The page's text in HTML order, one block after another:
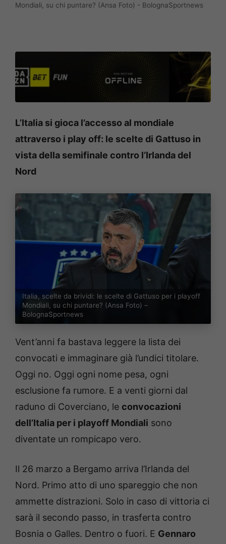
Mondiali, su chi puntare? (Ansa Foto) - BolognaSportnews
L’Italia si gioca l’accesso al mondiale
attraverso i play off: le scelte di Gattuso in
vista della semifinale contro l’Irlanda del
Nord
Italia, scelte da brividi: le scelte di Gattuso per i playoff
Mondiali, su chi puntare? (Ansa Foto) –
BolognaSportnews
Vent’anni fa bastava leggere la lista dei
convocati e immaginare già l’undici titolare.
Oggi no. Oggi ogni nome pesa, ogni
esclusione fa rumore. E a venti giorni dal
raduno di Coverciano, le convocazioni
dell’Italia per i playoff Mondiali sono
diventate un rompicapo vero.
Il 26 marzo a Bergamo arriva l’Irlanda del
Nord. Primo atto di uno spareggio che non
ammette distrazioni. Solo in caso di vittoria ci
sarà il secondo passo, in trasferta contro
Bosnia o Galles. Dentro o fuori. E Gennaro